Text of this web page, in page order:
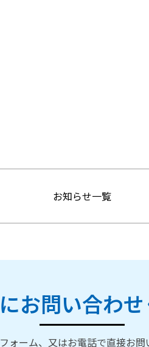
お知らせ一覧
お問い合わ
ォーム、又はお電話で直接お問